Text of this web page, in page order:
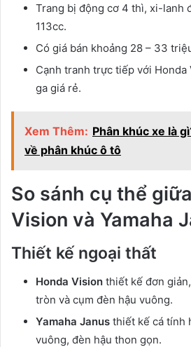
Trang bị động cơ 4 thì, xi-lanh
113cc.
Có giá bán khoảng 28 – 33
Cạnh tranh trực tiếp với Honda
ga giá rẻ.
Xem Thêm: Phân khúc xe là
về phân khúc ô tô
So sánh cụ thể
Vision và Yamaha
Thiết kế ngoại thất
Honda Vision thiết kế đơn
tròn và cụm đèn hậu vuông.
Yamaha Janus thiết kế cá tính
vuông, đèn hậu thon gọn.